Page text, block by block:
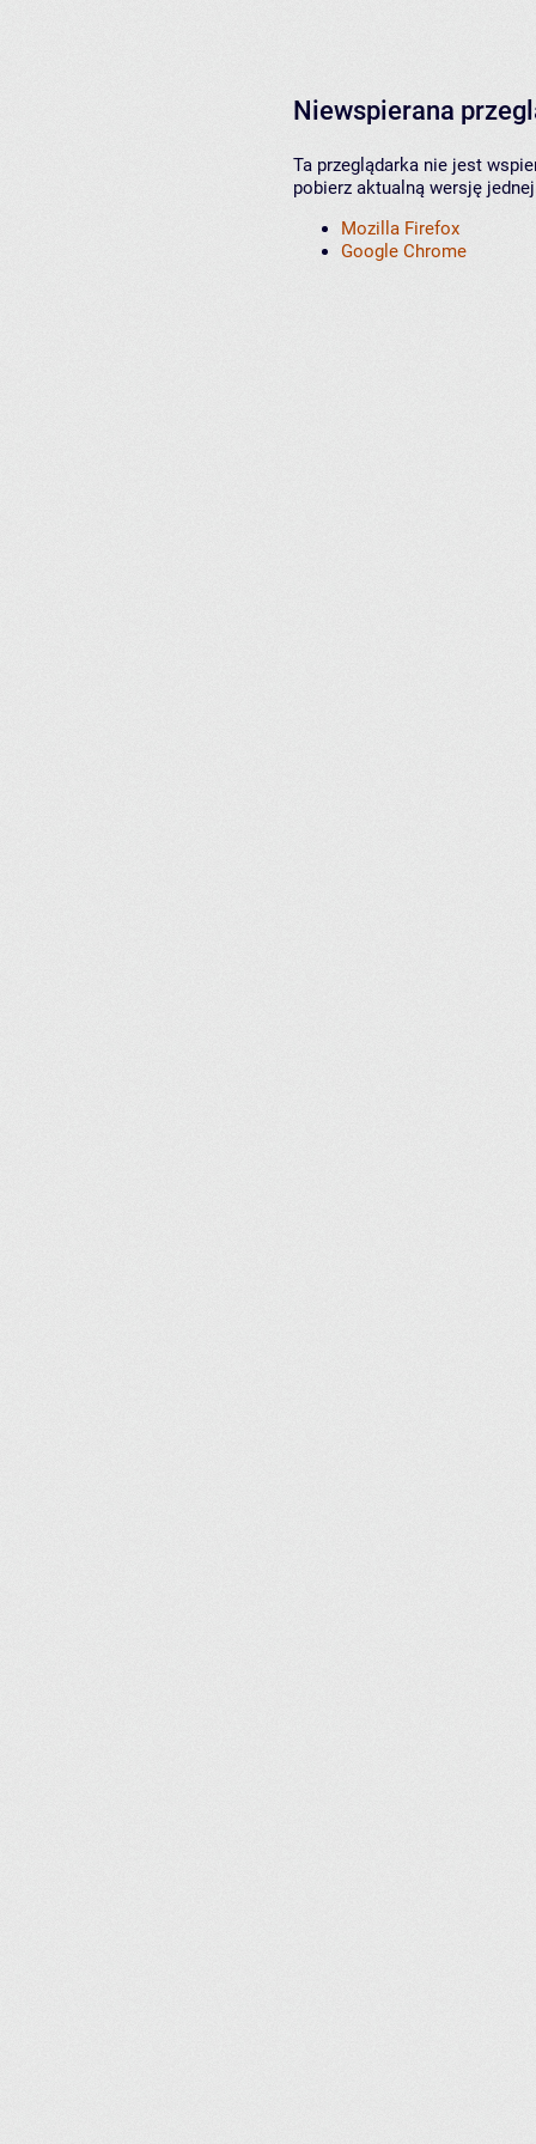
Niewspierana
Ta przeglądarka nie jest
pobierz aktualną wersję
Mozilla Firefox
Google Chrome